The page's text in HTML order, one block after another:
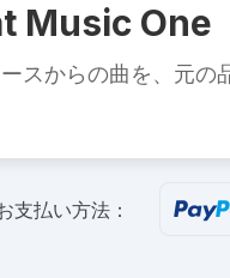
Music One
スからの曲を、元
支払い方法：